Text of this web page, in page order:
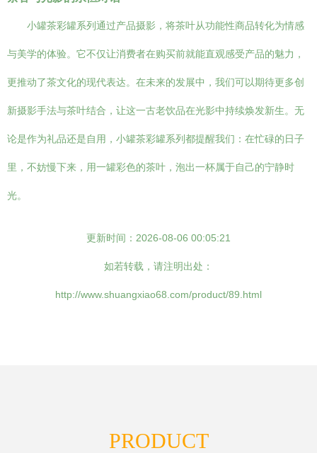
小罐茶彩罐系列通过产品摄影，将茶叶从功能性商品转化为情感
与美学的体验。它不仅让消费者在购买前就能直观感受产品的魅力，
更推动了茶文化的现代表达。在未来的发展中，我们可以期待更多创
新摄影手法与茶叶结合，让这一古老饮品在光影中持续焕发新生。无
论是作为礼品还是自用，小罐茶彩罐系列都提醒我们：在忙碌的日子
里，不妨慢下来，用一罐彩色的茶叶，泡出一杯属于自己的宁静时
光。
更新时间：2026-08-06 00:05:21
如若转载，请注明出处：
http://www.shuangxiao68.com/product/89.html
PRODUCT